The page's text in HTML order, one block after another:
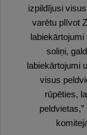
izpildījusi
varētu plīvot
soliņi,
labiekārtojumi
visus
rūpēties,